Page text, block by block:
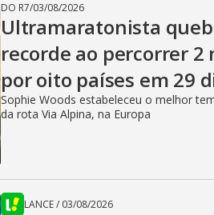
DO R7/03/08/2026
Ultramaratonista
recorde ao percorrer 2
por oito países em 29
Sophie Woods estabeleceu o melhor
da rota Via Alpina, na Europa
LANCE/ 03/08/2026